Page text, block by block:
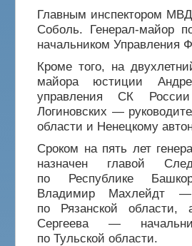
Главным инспектором
Соболь. Генерал-майор
начальником Управления
Кроме того, на
майора юстиции
управления СК
Логиновских —
области и Ненецкому
Сроком на пять лет
назначен главой
по Республике
Владимир Махлейдт
по Рязанской области,
Сергеева —
по Тульской области.